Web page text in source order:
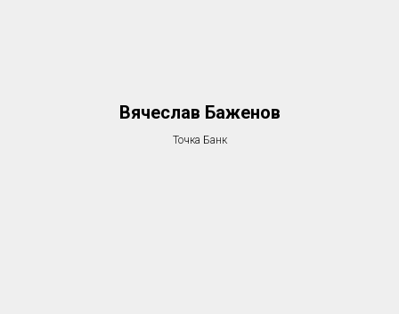
Вячеслав Баженов
Точка Банк